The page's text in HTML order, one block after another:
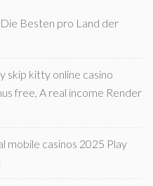
Besten pro Land der
skip kitty online casino
free, A real income Render
mobile casinos 2025 Play